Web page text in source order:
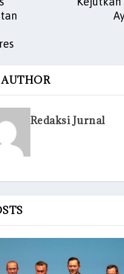
Redaksi Jurnal